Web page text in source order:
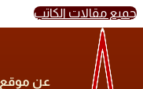
جميع مقالات الكاتب
عن موقع